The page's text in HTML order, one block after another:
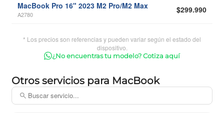
MacBook Pro 16" 2023 M2 Pro/M2 Max
A2780 $299.990
* Los precios son referencias y pueden variar según el estado del
dispositivo.
¿No encuentras tu modelo? Cotiza aquí
Otros servicios para MacBook